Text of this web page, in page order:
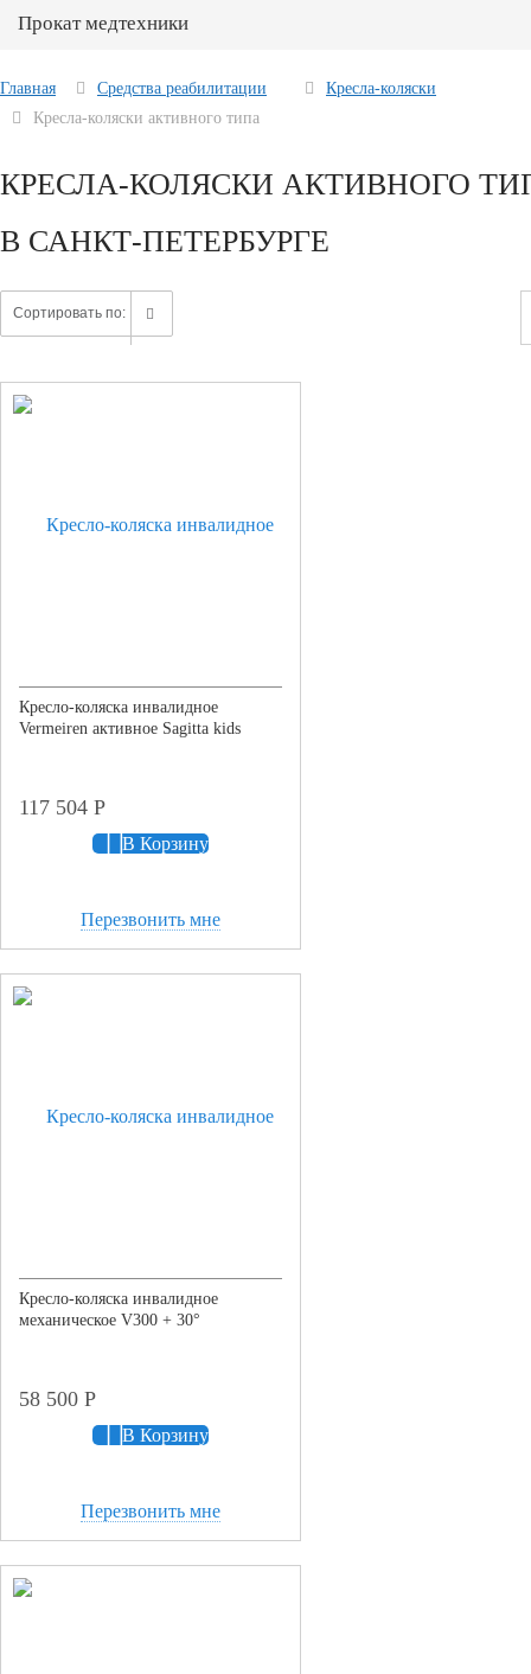
Прокат медтехники
Главная Средства реабилитации
Кресла-коляски
Кресла-коляски активного типа
КРЕСЛА-КОЛЯСКИ АКТИВНОГО
В САНКТ-ПЕТЕРБУРГЕ
Сортировать по:
Кресло-коляска инвалидное
Vermeiren активное Sagitta kids
117 504 Р
В Корзину
Перезвонить мне
Кресло-коляска инвалидное
механическое V300 + 30°
58 500 Р
В Корзину
Перезвонить мне